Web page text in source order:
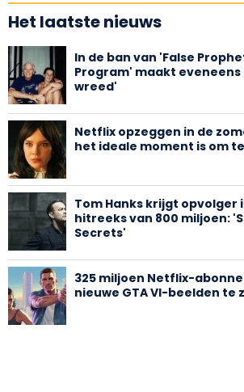
Het laatste nieuws
In de ban van 'False
Program' maakt eveneens
wreed'
Netflix opzeggen in de
het ideale moment is om
Tom Hanks krijgt opvolger
hitreeks van 800 miljoen:
Secrets'
325 miljoen Netflix-
nieuwe GTA VI-beelden te